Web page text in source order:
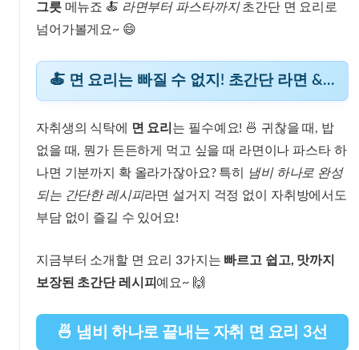
그릇메뉴죠 🍝 라면부터 파스타까지초간단 면 요리로
넘어가볼게요~ 😄
🍝 면 요리는 빠질 수 없지! 초간단 라면 & 파스타
자취생의 식탁에 면 요리 는 필수예요! 🍜 귀찮을 때, 밥
없을 때, 뭔가 든든하게 먹고 싶을 때 라면이나 파스타 하
나면 기분까지 확 올라가잖아요? 특히
냄비 하나로 완성
되는 간단한 레시피라면 설거지 걱정 없이 자취방에서도
부담 없이 즐길 수 있어요!
지금부터 소개할 면 요리 3가지는 빠르고 쉽고, 맛까지
보장된 초간단 레시피 예요~ 🙌
🍜 냄비 하나로 끝내는 자취 면 요리 3선